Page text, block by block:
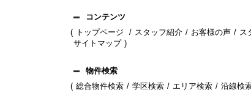
コンテンツ
トップページ
スタッフ紹介 お客様の声 ス
サイトマップ
物件検索
総合物件検索
学区検索 エリア検索 沿線検